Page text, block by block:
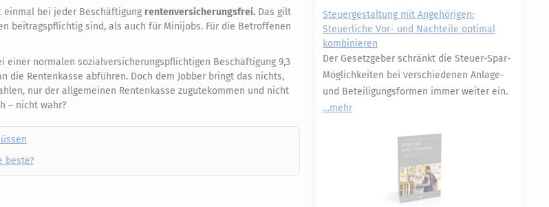
einmal bei jeder Beschäftigung rentenversicherungsfrei. Das gilt
beitragspflichtig sind, als auch für Minijobs. Für die Betroffenen
einer normalen sozialversicherungspflichtigen Beschäftigung 9,3
Rentenkasse abführen. Doch dem Jobber bringt das nichts,
nur der allgemeinen Rentenkasse zugutekommen und nicht
– nicht wahr?
beste?
Steuergestaltung mit Angehörigen:
Steuerliche Vor- und Nachteile optimal
kombinieren
Der Gesetzgeber schränkt die Steuer-Spar-
Möglichkeiten bei verschiedenen Anlage-
und Beteiligungsformen immer weiter ein.
mehr